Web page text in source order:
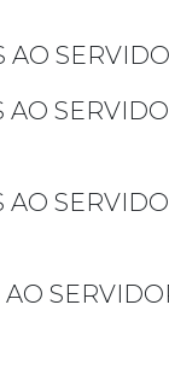
AO